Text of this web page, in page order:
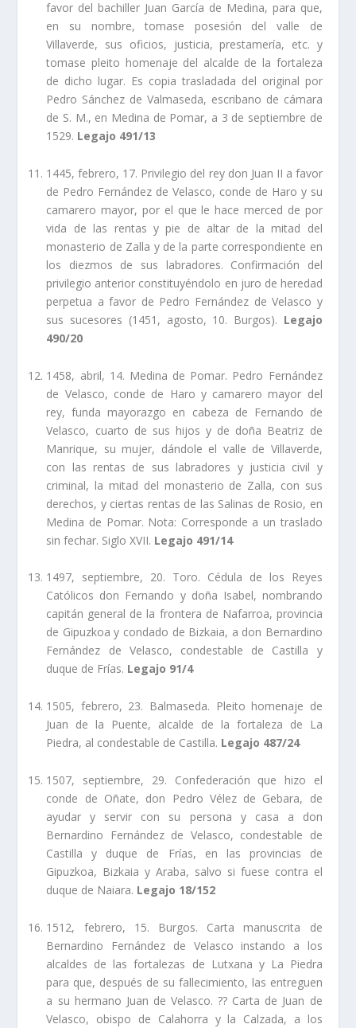
favor del bachiller Juan Garcí­a de Medina, para que,
en su nombre, tomase posesión del valle de
Villaverde, sus oficios, justicia, prestamerí­a, etc. y
tomase pleito homenaje del alcalde de la fortaleza
de dicho lugar. Es copia trasladada del original por
Pedro Sánchez de Valmaseda, escribano de cámara
de S. M., en Medina de Pomar, a 3 de septiembre de
1529. Legajo 491/13
1445, febrero, 17. Privilegio del rey don Juan II a favor
de Pedro Fernández de Velasco, conde de Haro y su
camarero mayor, por el que le hace merced de por
vida de las rentas y pie de altar de la mitad del
monasterio de Zalla y de la parte correspondiente en
los diezmos de sus labradores. Confirmación del
privilegio anterior constituyéndolo en juro de heredad
perpetua a favor de Pedro Fernández de Velasco y
sus sucesores (1451, agosto, 10. Burgos). Legajo
490/20
1458, abril, 14. Medina de Pomar. Pedro Fernández
de Velasco, conde de Haro y camarero mayor del
rey, funda mayorazgo en cabeza de Fernando de
Velasco, cuarto de sus hijos y de doña Beatriz de
Manrique, su mujer, dándole el valle de Villaverde,
con las rentas de sus labradores y justicia civil y
criminal, la mitad del monasterio de Zalla, con sus
derechos, y ciertas rentas de las Salinas de Rosio, en
Medina de Pomar. Nota: Corresponde a un traslado
sin fechar. Siglo XVII. Legajo 491/14
1497, septiembre, 20. Toro. Cédula de los Reyes
Católicos don Fernando y doña Isabel, nombrando
capitán general de la frontera de Nafarroa, provincia
de Gipuzkoa y condado de Bizkaia, a don Bernardino
Fernández de Velasco, condestable de Castilla y
duque de Frí­as. Legajo 91/4
1505, febrero, 23. Balmaseda. Pleito homenaje de
Juan de la Puente, alcalde de la fortaleza de La
Piedra, al condestable de Castilla. Legajo 487/24
1507, septiembre, 29. Confederación que hizo el
conde de Oñate, don Pedro Vélez de Gebara, de
ayudar y servir con su persona y casa a don
Bernardino Fernández de Velasco, condestable de
Castilla y duque de Frí­as, en las provincias de
Gipuzkoa, Bizkaia y Araba, salvo si fuese contra el
duque de Naiara. Legajo 18/152
1512, febrero, 15. Burgos. Carta manuscrita de
Bernardino Fernández de Velasco instando a los
alcaldes de las fortalezas de Lutxana y La Piedra
para que, después de su fallecimiento, las entreguen
a su hermano Juan de Velasco. ?? Carta de Juan de
Velasco, obispo de Calahorra y la Calzada, a los